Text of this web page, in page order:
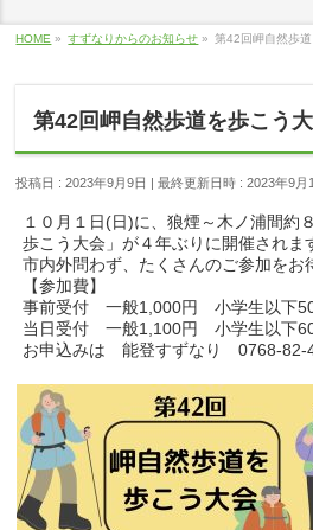
HOME » すずなりからのお知らせ » 第42回岬自然歩
第42回岬自然歩道を歩こう
投稿日 : 2023年9月9日 最終更新日時 : 2023年9月
１０月１日(日)に、狼煙～木ノ浦間約
歩こう大会」が４年ぶりに開催されま
市内外問わず、たくさんのご参加をお
【参加費】
事前受付 一般1,000円 小学生以下
当日受付 一般1,100円 小学生以下
お申込みは 能登すずなり 0768-82-